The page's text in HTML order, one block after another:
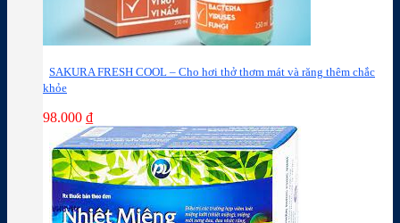
SAKURA FRESH COOL – Cho hơi thở thơm mát và răng thêm chắc
khỏe
98.000 ₫